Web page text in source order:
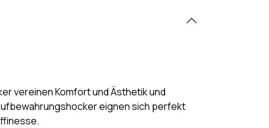
vereinen Komfort und Ästhetik und
eignen sich perfekt